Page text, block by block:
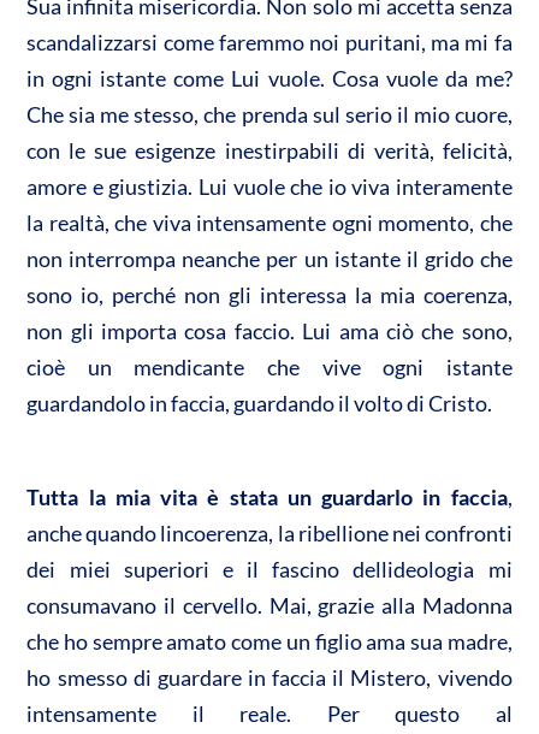
Sua infinita misericordia. Non solo mi accetta senza
scandalizzarsi come faremmo noi puritani, ma mi fa
in ogni istante come Lui vuole. Cosa vuole da me?
Che sia me stesso, che prenda sul serio il mio cuore,
con le sue esigenze inestirpabili di verità, felicità,
amore e giustizia. Lui vuole che io viva interamente
la realtà, che viva intensamente ogni momento, che
non interrompa neanche per un istante il grido che
sono io, perché non gli interessa la mia coerenza,
non gli importa cosa faccio. Lui ama ciò che sono,
cioè un mendicante che vive ogni istante
guardandolo in faccia, guardando il volto di Cristo.
Tutta la mia vita è stata un guardarlo in faccia,
anche quando lincoerenza, la ribellione nei confronti
dei miei superiori e il fascino dellideologia mi
consumavano il cervello. Mai, grazie alla Madonna
che ho sempre amato come un figlio ama sua madre,
ho smesso di guardare in faccia il Mistero, vivendo
intensamente il reale. Per questo al